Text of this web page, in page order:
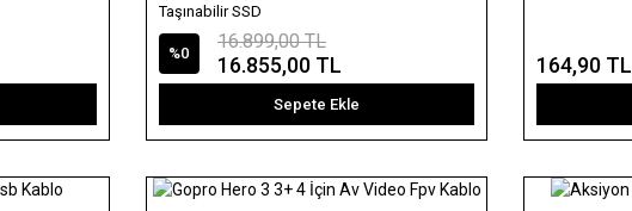
Taşınabilir SSD
%0
16.899,00 TL
16.855,00 TL
Sepete Ekle
164,90 TL